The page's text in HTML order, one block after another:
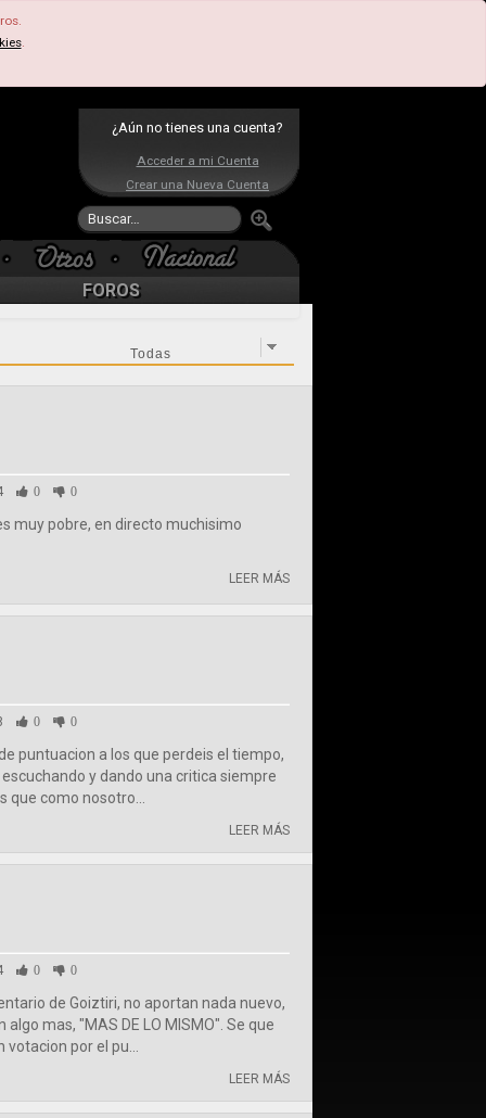
.
¿Aún no tienes una cuenta?
Acceder a mi Cuenta
Crear una Nueva Cuenta
FOROS
0 0
muy pobre, en directo muchisimo
LEER MÁS
0 0
puntuacion a los que perdeis el tiempo,
y dando una critica siempre
como nosotro...
LEER MÁS
0 0
de Goiztiri, no aportan nada nuevo,
mas, "MAS DE LO MISMO". Se que
por el pu...
LEER MÁS